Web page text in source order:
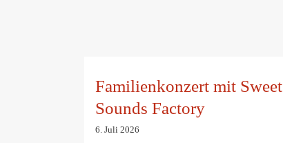
Factory
Familienkonzert mit Sweet
Sounds Factory
6. Juli 2026